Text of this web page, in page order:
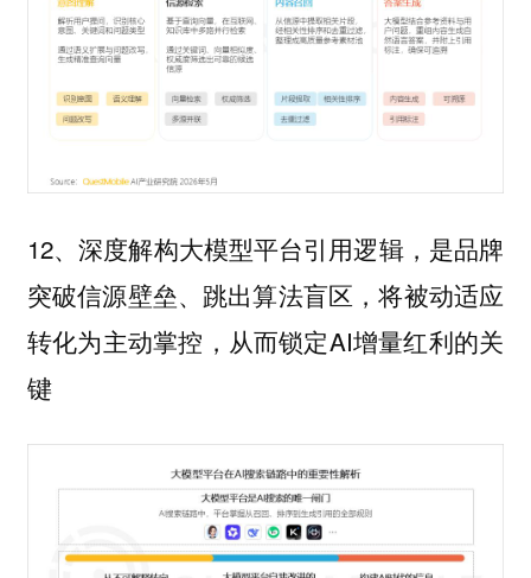
12、深度解构大模型平台引用逻辑，是品牌
突破信源壁垒、跳出算法盲区，将被动适应
转化为主动掌控，从而锁定AI增量红利的关
键